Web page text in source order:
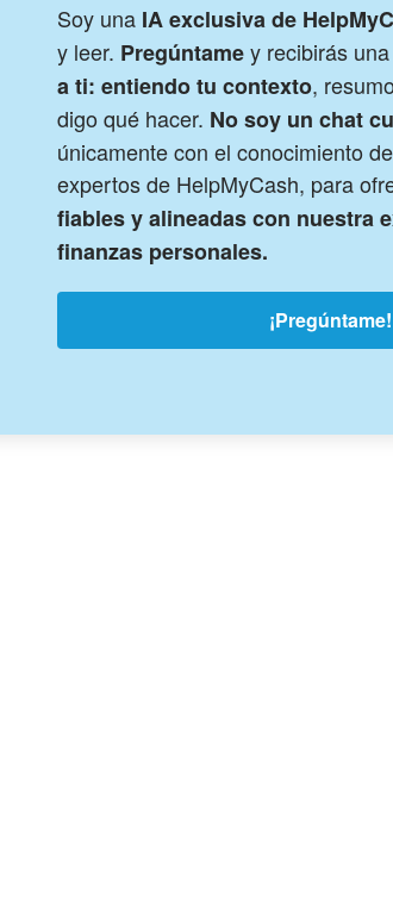
Soy una IA exclusiva de
y leer. Pregúntamey recibirás una
a ti: entiendo tu contexto,
digo qué hacer. No soy un chat
únicamente con el conocimiento
expertos de HelpMyCash, para
fiables y alineadas con nuestra
finanzas personales.
¡Pregúntame!